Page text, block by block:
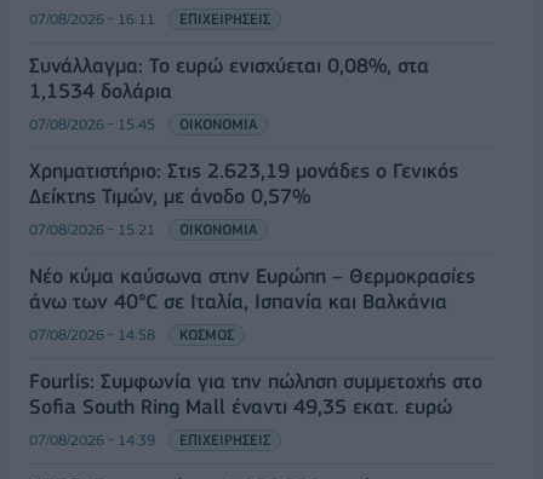
07/08/2026 - 16:11 ΕΠΙΧΕΙΡΗΣΕΙΣ
Συνάλλαγμα: Το ευρώ ενισχύεται 0,08%, στα
1,1534 δολάρια
07/08/2026 - 15:45 ΟΙΚΟΝΟΜΙΑ
Χρηματιστήριο: Στις 2.623,19 μονάδες ο Γενικός
Δείκτης Τιμών, με άνοδο 0,57%
07/08/2026 - 15:21 ΟΙΚΟΝΟΜΙΑ
Νέο κύμα καύσωνα στην Ευρώπη – Θερμοκρασίες
άνω των 40°C σε Ιταλία, Ισπανία και Βαλκάνια
07/08/2026 - 14:58 ΚΟΣΜΟΣ
Fourlis: Συμφωνία για την πώληση συμμετοχής στο
Sofia South Ring Mall έναντι 49,35 εκατ. ευρώ
07/08/2026 - 14:39 ΕΠΙΧΕΙΡΗΣΕΙΣ